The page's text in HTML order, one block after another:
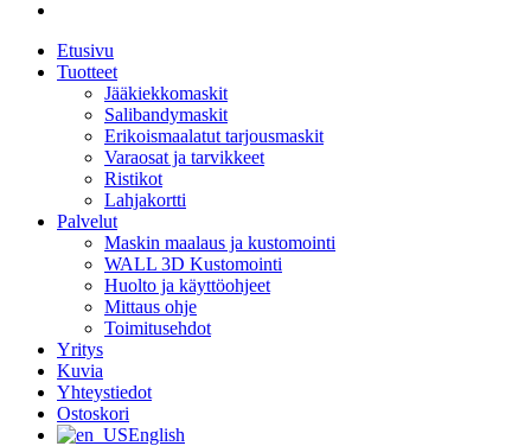
Etusivu
Tuotteet
Jääkiekkomaskit
Salibandymaskit
Erikoismaalatut tarjousmaskit
Varaosat ja tarvikkeet
Ristikot
Lahjakortti
Palvelut
Maskin maalaus ja kustomointi
WALL 3D Kustomointi
Huolto ja käyttöohjeet
Mittaus ohje
Toimitusehdot
Yritys
Kuvia
Yhteystiedot
Ostoskori
English